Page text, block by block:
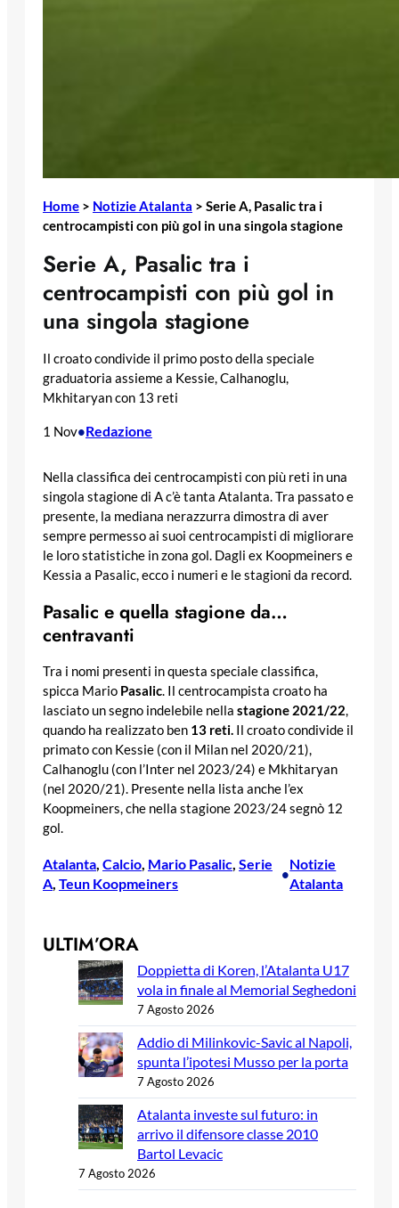
Home > Notizie Atalanta > Serie A, Pasalic tra i
centrocampisti con più gol in una singola stagione
Serie A, Pasalic tra i
centrocampisti con più gol in
una singola stagione
Il croato condivide il primo posto della speciale
graduatoria assieme a Kessie, Calhanoglu,
Mkhitaryan con 13 reti
1 Nov•Redazione
Nella classifica dei centrocampisti con più reti in una
singola stagione di A c’è tanta Atalanta. Tra passato e
presente, la mediana nerazzurra dimostra di aver
sempre permesso ai suoi centrocampisti di migliorare
le loro statistiche in zona gol. Dagli ex Koopmeiners e
Kessia a Pasalic, ecco i numeri e le stagioni da record.
Pasalic e quella stagione da…
centravanti
Tra i nomi presenti in questa speciale classifica,
spicca Mario Pasalic. Il centrocampista croato ha
lasciato un segno indelebile nella stagione 2021/22,
quando ha realizzato ben 13 reti. Il croato condivide il
primato con Kessie (con il Milan nel 2020/21),
Calhanoglu (con l’Inter nel 2023/24) e Mkhitaryan
(nel 2020/21). Presente nella lista anche l’ex
Koopmeiners, che nella stagione 2023/24 segnò 12
gol.
Atalanta, Calcio, Mario Pasalic, Serie
A, Teun Koopmeiners
•
Notizie
Atalanta
ULTIM’ORA
Doppietta di Koren, l’Atalanta U17
vola in finale al Memorial Seghedoni
7 Agosto 2026
Addio di Milinkovic-Savic al Napoli,
spunta l’ipotesi Musso per la porta
7 Agosto 2026
Atalanta investe sul futuro: in
arrivo il difensore classe 2010
Bartol Levacic
7 Agosto 2026